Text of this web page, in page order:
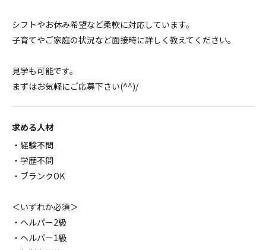
シフトやお休み希望など柔軟に対応しています。
子育てやご家庭の状況など面接時に詳しく教えてください。
見学も可能です。
まずはお気軽にご応募下さい(^^)/
求める人材
・経験不問
・学歴不問
・ブランクOK
＜いずれか必須＞
・ヘルパー2級
・ヘルパー1級